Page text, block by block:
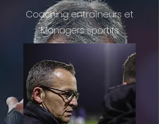
Coaching entraîneurs et
Managers sportifs